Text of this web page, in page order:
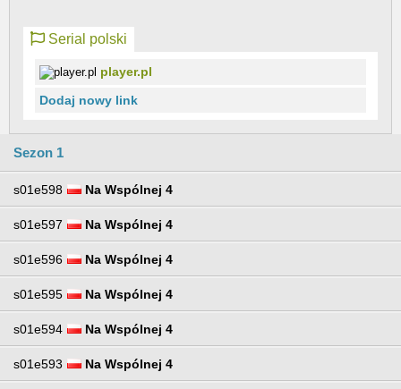
Serial polski
player.pl
Dodaj nowy link
Sezon 1
s01e598 Na Wspólnej 4
s01e597 Na Wspólnej 4
s01e596 Na Wspólnej 4
s01e595 Na Wspólnej 4
s01e594 Na Wspólnej 4
s01e593 Na Wspólnej 4